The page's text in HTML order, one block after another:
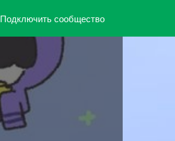
Подключить сообщество